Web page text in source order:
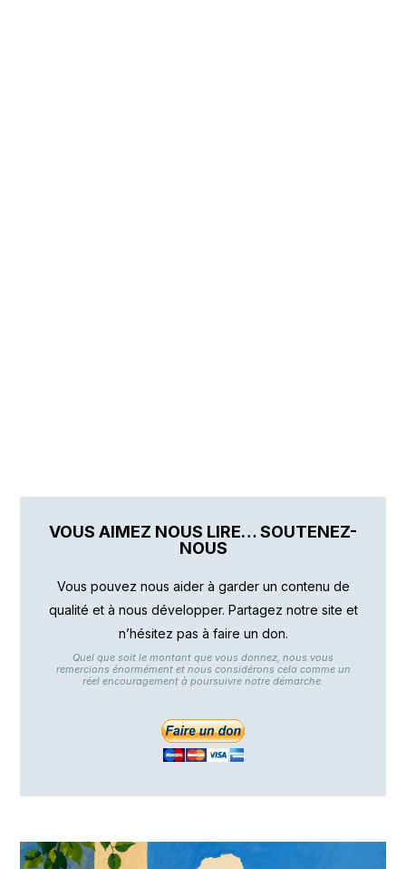
VOUS AIMEZ NOUS LIRE… SOUTENEZ-
NOUS
Vous pouvez nous aider à garder un contenu de
qualité et à nous développer. Partagez notre site et
n’hésitez pas à faire un don.
Quel que soit le montant que vous donnez, nous vous
remercions énormément et nous considérons cela comme un
réel encouragement à poursuivre notre démarche.